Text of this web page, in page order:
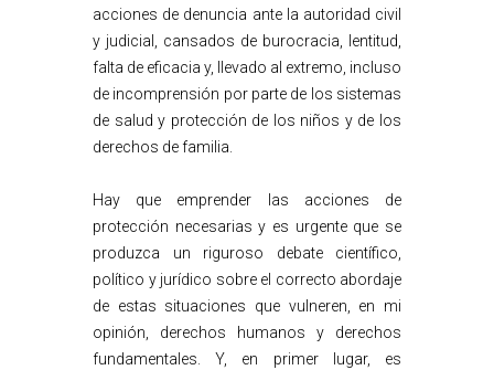
acciones de denuncia ante la autoridad civil
y judicial, cansados de burocracia, lentitud,
falta de eficacia y, llevado al extremo, incluso
de incomprensión por parte de los sistemas
de salud y protección de los niños y de los
derechos de familia.
Hay que emprender las acciones de
protección necesarias y es urgente que se
produzca un riguroso debate científico,
político y jurídico sobre el correcto abordaje
de estas situaciones que vulneren, en mi
opinión, derechos humanos y derechos
fundamentales. Y, en primer lugar, es